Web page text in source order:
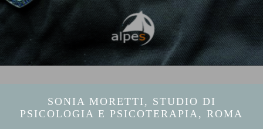
SONIA MORETTI, STUDIO DI
PSICOLOGIA E PSICOTERAPIA, ROMA